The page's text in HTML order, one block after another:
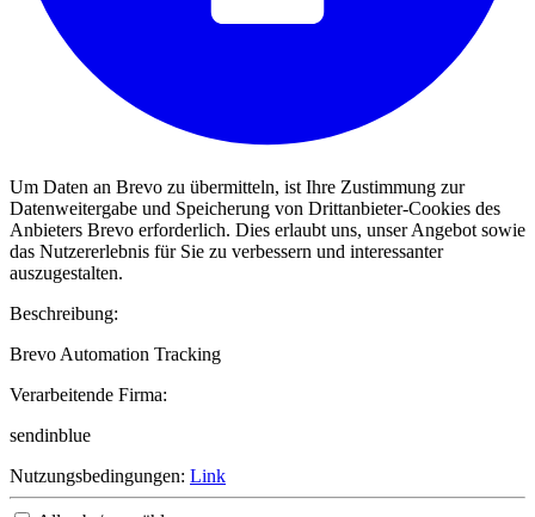
Um Daten an Brevo zu übermitteln, ist Ihre Zustimmung zur
Datenweitergabe und Speicherung von Drittanbieter-Cookies des
Anbieters Brevo erforderlich. Dies erlaubt uns, unser Angebot sowie
das Nutzererlebnis für Sie zu verbessern und interessanter
auszugestalten.
Beschreibung:
Brevo Automation Tracking
Verarbeitende Firma:
sendinblue
Nutzungsbedingungen: Link